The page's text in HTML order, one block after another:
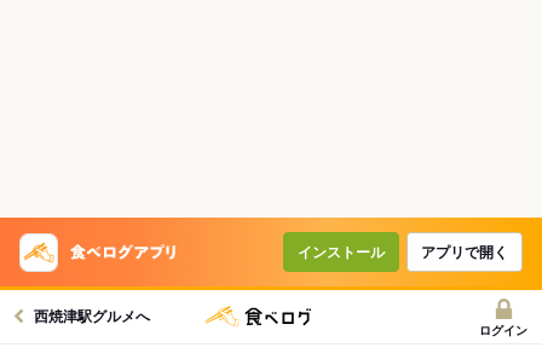
インストール アプリで開く
西焼津駅グルメへ
ログイン